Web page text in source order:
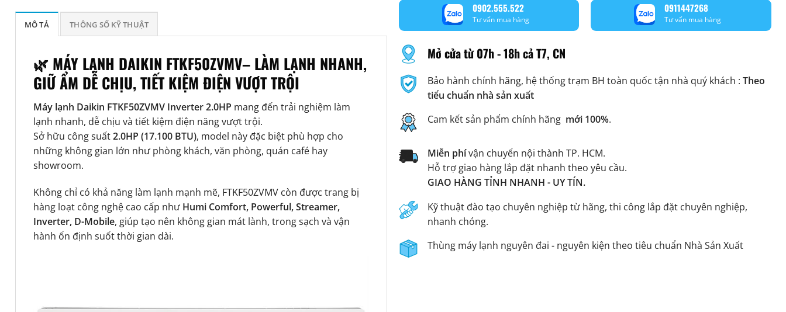
MÔ TẢ THÔNG SỐ KỸ THUẬT
🌿 MÁY LẠNH DAIKIN FTKF50ZVMV– LÀM LẠNH NHANH,
GIỮ ẨM DỄ CHỊU, TIẾT KIỆM ĐIỆN VƯỢT TRỘI
Máy lạnh Daikin FTKF50ZVMV Inverter 2.0HP mang đến trải nghiệm làm
lạnh nhanh, dễ chịu và tiết kiệm điện năng vượt trội.
Sở hữu công suất2.0HP (17.100 BTU), model này đặc biệt phù hợp cho
những không gian lớn như phòng khách, văn phòng, quán café hay
showroom.
Không chỉ có khả năng làm lạnh mạnh mẽ, FTKF50ZVMV còn được trang bị
hàng loạt công nghệ cao cấp như Humi Comfort, Powerful, Streamer,
Inverter, D-Mobile, giúp tạo nên không gian mát lành, trong sạch và vận
hành ổn định suốt thời gian dài.
0902.555.522
Tư vấn mua hàng
0911447268
Tư vấn mua hàng
Mở cửa từ 07h - 18h cả T7, CN
Bảo hành chính hãng, hệ thống trạm BH toàn quốc tận nhà quý khách : Theo
tiểu chuẩn nhà sản xuất
Cam kết sản phẩm chính hãng mới 100%.
Miễn phívận chuyển nội thành TP. HCM.
Hỗ trợ giao hàng lắp đặt nhanh theo yêu cầu.
GIAO HÀNG TỈNH NHANH - UY TÍN.
Kỹ thuật đào tạo chuyên nghiệp từ hãng, thi công lắp đặt chuyên nghiệp,
nhanh chóng.
Thùng máy lạnh nguyên đai - nguyên kiện theo tiêu chuẩn Nhà Sản Xuất